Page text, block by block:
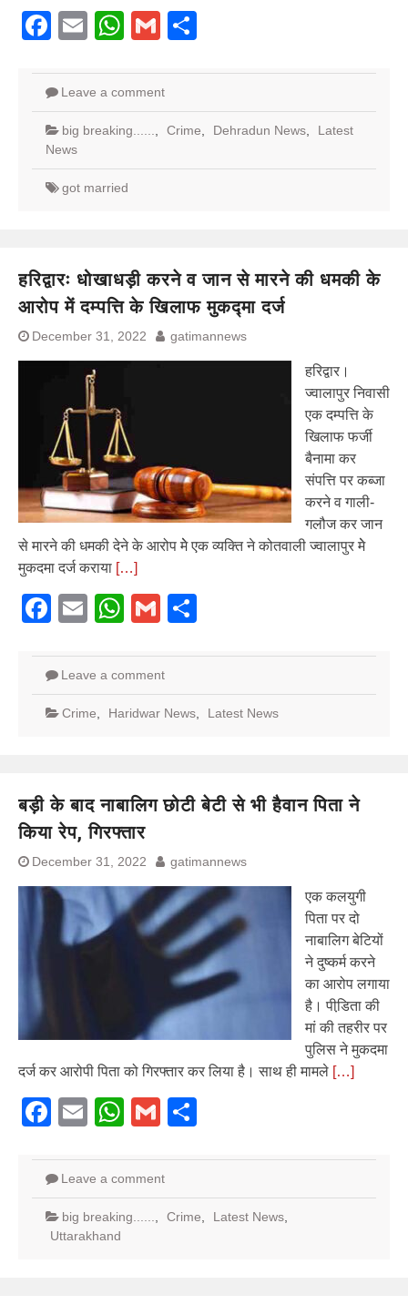
Facebook
EmailWhatsApp
Gmail
Leave a comment
big breaking...... Crime Dehradun News
Latest
News
got married
हरिद्वारः धोखाधड़ी करने व जान से मारने की धमकी के
आरोप में दम्पत्ति के खिलाफ मुकद्मा दर्ज
December 31, 2022 gatimannews
हरिद्वार।
ज्वालापुर निवासी
एक दम्पत्ति के
खिलाफ फर्जी
बैनामा कर
संपत्ति पर कब्जा
करने व गाली-
गलौज कर जान
से मारने की धमकी देने के आरोप मेे एक व्यक्ति ने कोतवाली ज्वालापुर मेे
मुकदमा दर्ज कराया […]
Facebook
EmailWhatsApp
Gmail
Leave a comment
Crime Haridwar News Latest News
बड़ी के बाद नाबालिग छोटी बेटी से भी हैवान पिता ने
किया रेप, गिरफ्तार
December 31, 2022 gatimannews
एक कलयुगी
पिता पर दो
नाबालिग बेटियों
ने दुष्कर्म करने
का आरोप लगाया
है। पीडि़ता की
मां की तहरीर पर
पुलिस ने मुकदमा
दर्ज कर आरोपी पिता को गिरफ्तार कर लिया है। साथ ही मामले […]
Facebook
EmailWhatsApp
Gmail
Leave a comment
big breaking...... Crime Latest News
Uttarakhand